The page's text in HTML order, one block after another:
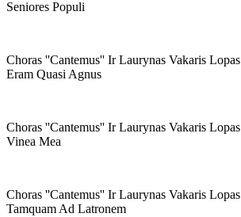
Seniores Populi
Choras ''cantemus'' Ir Laurynas Vakaris Lopas
Eram Quasi Agnus
Choras ''cantemus'' Ir Laurynas Vakaris Lopas
Vinea Mea
Choras ''cantemus'' Ir Laurynas Vakaris Lopas
Tamquam Ad Latronem